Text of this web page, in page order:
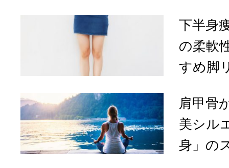
下半身
の柔軟
すめ脚
肩甲骨
美シル
身」の